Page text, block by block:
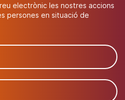
electrònic les nostres accions
persones en situació de